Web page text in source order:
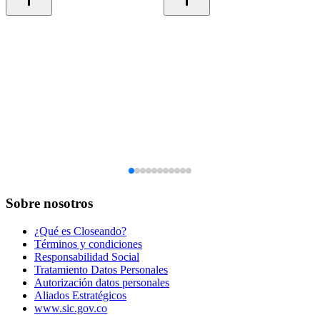
Sobre nosotros
¿Qué es Closeando?
Términos y condiciones
Responsabilidad Social
Tratamiento Datos Personales
Autorización datos personales
Aliados Estratégicos
www.sic.gov.co